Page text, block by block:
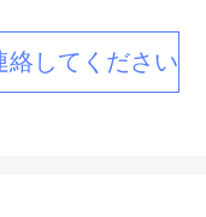
絡してください